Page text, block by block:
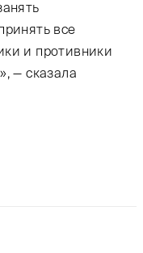
все
и противники
— сказала